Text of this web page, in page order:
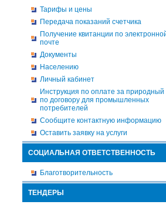
Тарифы и цены
Передача показаний счетчика
Получение квитанции по
почте
Документы
Населению
Личный кабинет
Инструкция по оплате за природный
по договору для промышленных
потребителей
Сообщите контактную информацию
Оставить заявку на услуги
СОЦИАЛЬНАЯ ОТВЕТСТВЕННОСТЬ
Благотворительность
ТЕНДЕРЫ